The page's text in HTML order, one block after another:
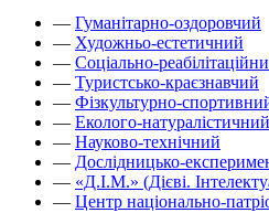
— Гуманітарно-оздоровчий
— Художньо-естетичний
— Соціально-
— Туристсько-краєзнавчий
— Фізкультурно-
— Еколого-натуралістичний
— Науково-технічний
— Дослідницько-
— «Д.І.М.» (Дієві.
— Центр національно-